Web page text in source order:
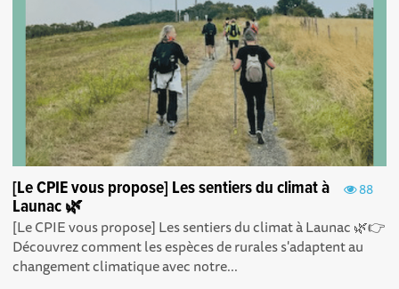
88
[Le CPIE vous propose] Les sentiers du climat à
Launac 🌿
[Le CPIE vous propose] Les sentiers du climat à Launac 🌿👉
Découvrez comment les espèces de rurales s'adaptent au
changement climatique avec notre...